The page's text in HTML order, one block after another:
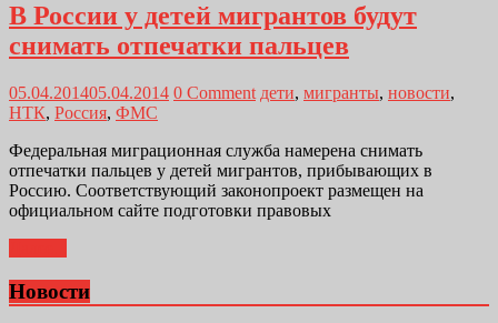
В России у детей мигрантов будут
снимать отпечатки пальцев
05.04.201405.04.2014 0 Comment дети, мигранты, новости,
НТК, Россия, ФМС
Федеральная миграционная служба намерена снимать
отпечатки пальцев у детей мигрантов, прибывающих в
Россию. Соответствующий законопроект размещен на
официальном сайте подготовки правовых
Новости